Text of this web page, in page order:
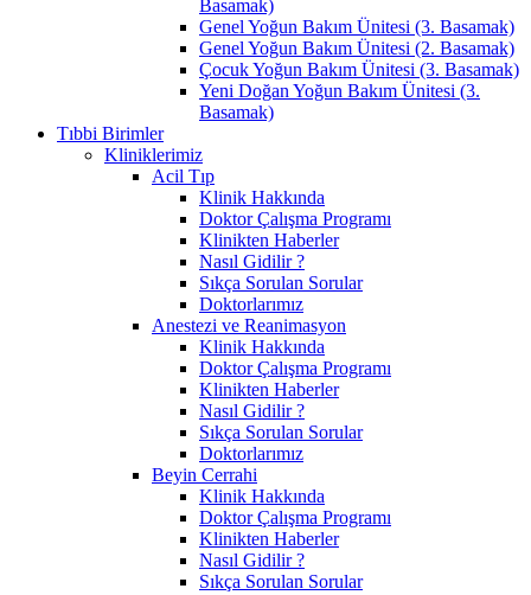
Basamak)
Genel Yoğun Bakım Ünitesi (3. Basamak)
Genel Yoğun Bakım Ünitesi (2. Basamak)
Çocuk Yoğun Bakım Ünitesi (3. Basamak)
Yeni Doğan Yoğun Bakım Ünitesi (3.
Basamak)
Tıbbi Birimler
Kliniklerimiz
Acil Tıp
Klinik Hakkında
Doktor Çalışma Programı
Klinikten Haberler
Nasıl Gidilir ?
Sıkça Sorulan Sorular
Doktorlarımız
Anestezi ve Reanimasyon
Klinik Hakkında
Doktor Çalışma Programı
Klinikten Haberler
Nasıl Gidilir ?
Sıkça Sorulan Sorular
Doktorlarımız
Beyin Cerrahi
Klinik Hakkında
Doktor Çalışma Programı
Klinikten Haberler
Nasıl Gidilir ?
Sıkça Sorulan Sorular